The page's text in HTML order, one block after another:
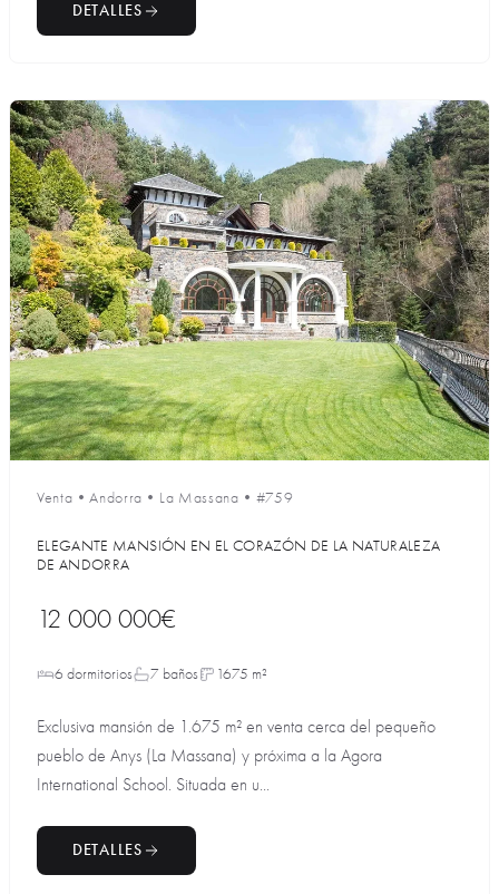
DETALLES
Venta •Andorra • La Massana • #759
ELEGANTE MANSIÓN EN EL CORAZÓN DE LA NATURALEZA
DE ANDORRA
12 000 000€
6 dormitorios 7 baños 1675 m²
Exclusiva mansión de 1.675 m² en venta cerca del pequeño
pueblo de Anys (La Massana) y próxima a la Agora
International School. Situada en u...
DETALLES